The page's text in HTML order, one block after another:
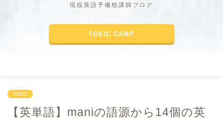
現役英語予備校講師ブログ
TOEIC CAMP
TOEIC
【英単語】maniの語源から14個の英